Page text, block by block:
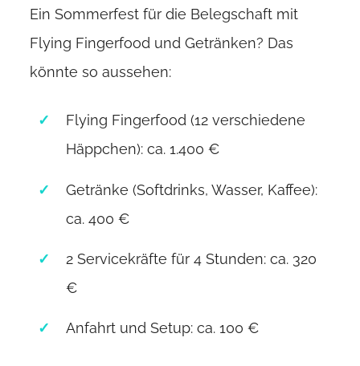
Ein Sommerfest für die Belegschaft mit
Flying Fingerfood und Getränken? Das
könnte so aussehen:
Flying Fingerfood (12 verschiedene
Häppchen): ca. 1.400 €
Getränke (Softdrinks, Wasser, Kaffee):
ca. 400 €
2 Servicekräfte für 4 Stunden: ca. 320
€
Anfahrt und Setup: ca. 100 €